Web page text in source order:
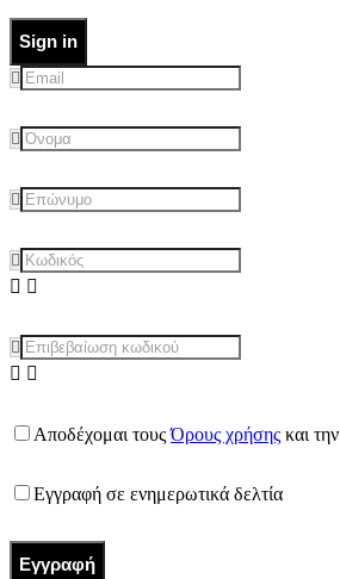
Sign in
Αποδέχομαι τουςΌρους χρήσης και την
Εγγραφή σε ενημερωτικά δελτία
Εγγραφή